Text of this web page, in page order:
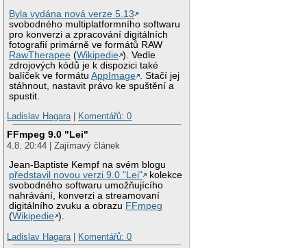
Byla vydána nová verze 5.13
svobodného multiplatformního softwaru
pro konverzi a zpracování digitálních
fotografií primárně ve formátů RAW
RawTherapee (Wikipedie ). Vedle
zdrojových kódů je k dispozici také
balíček ve formátuAppImage
. Stačí jej
stáhnout, nastavit právo ke spuštění a
spustit.
Ladislav Hagara| Komentářů: 0
FFmpeg 9.0 "Lei"
4.8. 20:44 | Zajímavý článek
Jean-Baptiste Kempf na svém blogu
představil novou verzi 9.0 "Lei"
kolekce
svobodného softwaru umožňujícího
nahrávání, konverzi a streamovaní
digitálního zvuku a obrazu FFmpeg
(Wikipedie ).
Ladislav Hagara| Komentářů: 0